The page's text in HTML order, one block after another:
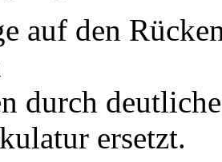
auf den
durch
ersetzt.